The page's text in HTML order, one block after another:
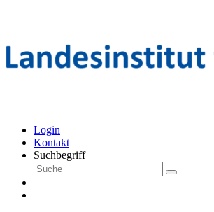
Login
Kontakt
Suchbegriff